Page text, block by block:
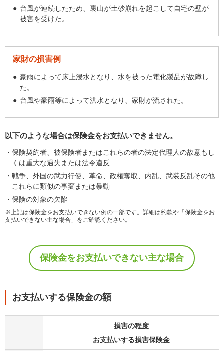
台風が連続したため、裏山が土砂崩れを起こして自宅の壁が
被害を受けた。
家財の損害例
豪雨によって床上浸水となり、水を被った電化製品が故障し
た。
台風や豪雨等によって洪水となり、家財が流された。
以下のような場合は保険金をお支払いできません。
保険契約者、被保険者またはこれらの者の法定代理人の故意もし
くは重大な過失または法令違反
戦争、外国の武力行使、革命、政権奪取、内乱、武装反乱その他
これらに類似の事変または暴動
保険の対象の欠陥
※上記は保険金をお支払いできない例の一部です。詳細は約款や「保険金をお
支払いできない主な場合」をご確認ください。
保険金をお支払いできない主な場合
お支払いする保険金の額
損害の程度
お支払いする損害保険金